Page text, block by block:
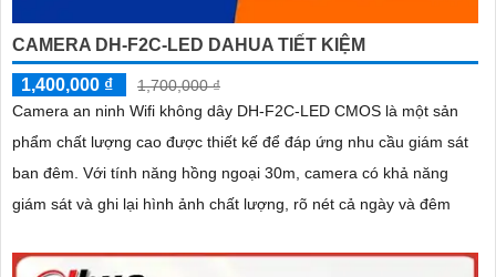
CAMERA DH-F2C-LED DAHUA TIẾT KIỆM
1,400,000 ₫
1,700,000 ₫
Camera an ninh Wifi không dây DH-F2C-LED CMOS là một sản
phẩm chất lượng cao được thiết kế để đáp ứng nhu cầu giám sát
ban đêm. Với tính năng hồng ngoại 30m, camera có khả năng
giám sát và ghi lại hình ảnh chất lượng, rõ nét cả ngày và đêm